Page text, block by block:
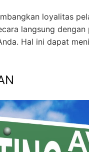
loyalitas
langsung dengan
Hal ini dapat